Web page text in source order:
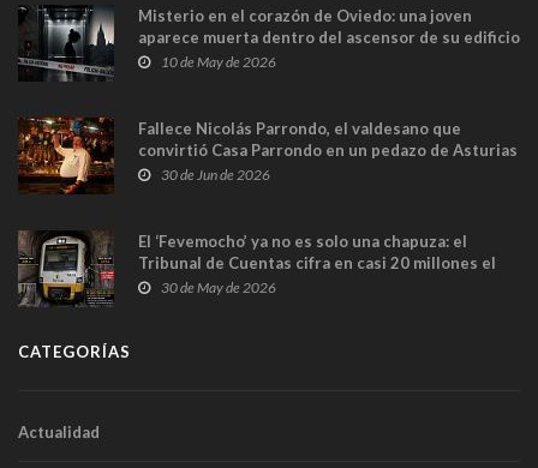
Misterio en el corazón de Oviedo: una joven
aparece muerta dentro del ascensor de su edificio
y las cámaras captan sus últimos minutos
10 de May de 2026
Fallece Nicolás Parrondo, el valdesano que
convirtió Casa Parrondo en un pedazo de Asturias
en Madrid
30 de Jun de 2026
El ‘Fevemocho’ ya no es solo una chapuza: el
Tribunal de Cuentas cifra en casi 20 millones el
sobrecoste de los trenes que no cabían por los
30 de May de 2026
CATEGORÍAS
Actualidad